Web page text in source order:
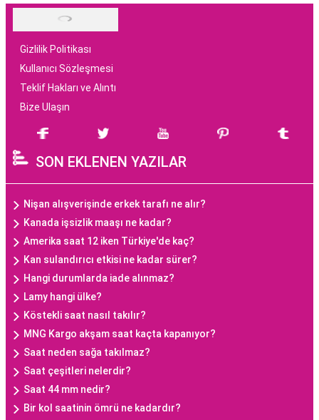
Gizlilik Politikası
Kullanıcı Sözleşmesi
Teklif Hakları ve Alıntı
Bize Ulaşın
SON EKLENEN YAZILAR
Nişan alışverişinde erkek tarafı ne alır?
Kanada işsizlik maaşı ne kadar?
Amerika saat 12 iken Türkiye'de kaç?
Kan sulandırıcı etkisi ne kadar sürer?
Hangi durumlarda iade alınmaz?
Lamy hangi ülke?
Köstekli saat nasıl takılır?
MNG Kargo akşam saat kaçta kapanıyor?
Saat neden sağa takılmaz?
Saat çeşitleri nelerdir?
Saat 44 mm nedir?
Bir kol saatinin ömrü ne kadardır?